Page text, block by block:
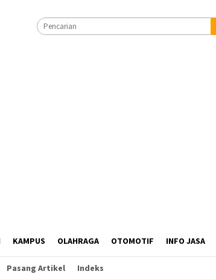
KAMPUS OLAHRAGA OTOMOTIF INFO JASA
Pasang Artikel Indeks